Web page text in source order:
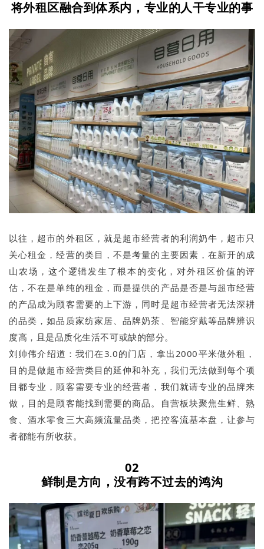
将外租区融合到体系内，专业的人干专业的事
以往，超市的外租区，就是超市经营者的利润奶牛，超市只
关心租金，经营的类目，不是考量的主要因素，在新开的成
山农场，这个逻辑发生了根本的变化，对外租区价值的评
估，不在是单纯的租金，而是提供的产品是否是与超市经营
的产品成为顾客需要的上下游，同时是超市经营者无法深耕
的品类，如品质家纺家居、品牌奶茶、智能穿戴等品牌辨识
度高，且是品质化生活不可或缺的部分。
刘帅伟介绍道：我们在3.0的门店，拿出2000平米做外租，
目的是做超市经营类目的延伸和补充，我们无法做到每个项
目都专业，顾客需要专业的经营者，我们就请专业的品牌来
做，目的是顾客能找到需要的商品。自营板块聚焦生鲜、熟
食、酒水零食三大高频流量品类，把控客流基本盘，让参与
者都能有所收获。
02
鲜制是方向，没有跨不过去的鸿沟